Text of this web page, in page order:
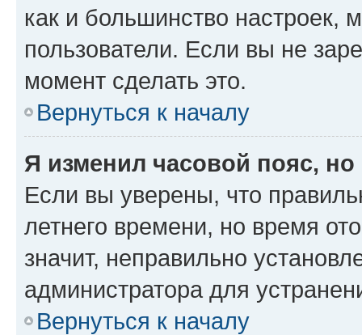
как и большинство настроек,
пользователи. Если вы не
момент сделать это.
Вернуться к началу
Я изменил часовой пояс,
Если вы уверены, что
летнего времени, но время
значит, неправильно
администратора для
Вернуться к началу